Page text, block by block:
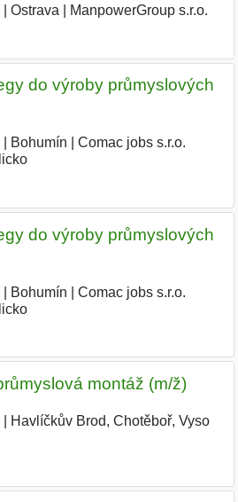
Ostrava ManpowerGroup s.r.o.
do výroby průmyslových
Bohumín
Comac jobs s.r.o.
do výroby průmyslových
Bohumín
Comac jobs s.r.o.
|
montáž (m/ž)
Havlíčkův Brod, Chotěboř, Vyso|